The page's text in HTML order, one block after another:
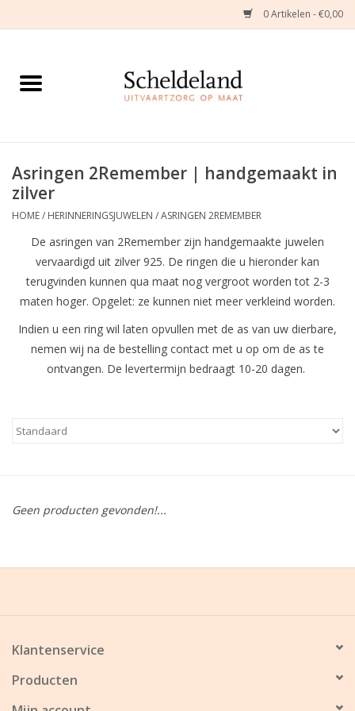
0 Artikelen - €0,00
Home
Herinneringsjuwelen
Zijden Bloemstukken
Troostartikelen
Bloemenabonnement
Kleine asdragers
Naar website SCHELDE.LAND
Asringen 2Remember | handgemaakt in
zilver
HOME/ HERINNERINGSJUWELEN /ASRINGEN 2REMEMBER
De asringen van 2Remember zijn handgemaakte juwelen
vervaardigd uit zilver 925. De ringen die u hieronder kan
terugvinden kunnen qua maat nog vergroot worden tot 2-3
maten hoger. Opgelet: ze kunnen niet meer verkleind worden.
Indien u een ring wil laten opvullen met de as van uw dierbare,
nemen wij na de bestelling contact met u op om de as te
ontvangen. De levertermijn bedraagt 10-20 dagen.
Geen producten gevonden!...
Klantenservice
Producten